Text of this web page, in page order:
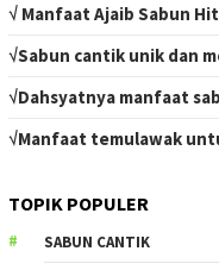
√ Manfaat Ajaib Sabun
√Sabun cantik unik dan
√Dahsyatnya manfaat
√Manfaat temulawak
TOPIK POPULER
SABUN CANTIK